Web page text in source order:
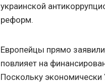
украинской
реформ.
Европейцы прямо
повлияет на
Поскольку